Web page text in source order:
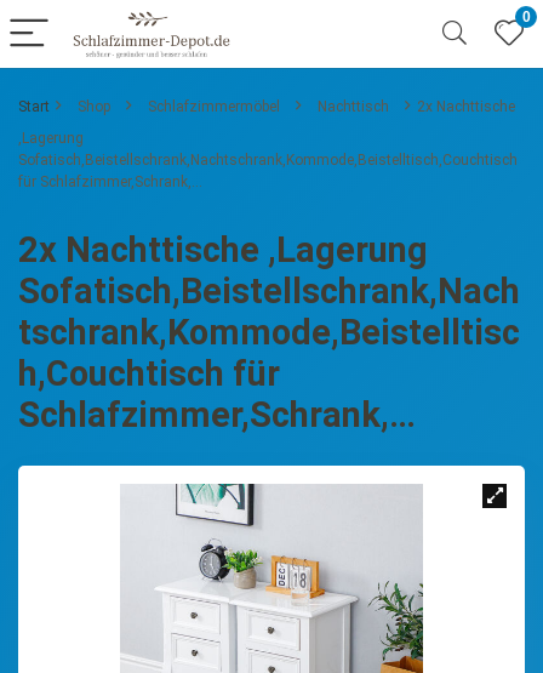
0
Start Shop Schlafzimmermöbel Nachttisch
2x Nachttische
,Lagerung
Sofatisch,Beistellschrank,Nachtschrank,Kommode,Beistelltisch,Couchtisch
für Schlafzimmer,Schrank,…
2x Nachttische ,Lagerung
Sofatisch,Beistellschrank,Nach
tschrank,Kommode,Beistelltisc
h,Couchtisch für
Schlafzimmer,Schrank,…